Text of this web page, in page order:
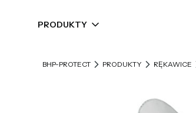
PRODUKTY
BHP-PROTECT PRODUKTY RĘKAWICE